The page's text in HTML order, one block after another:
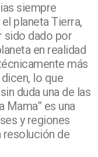
siempre
planeta Tierra,
sido dado por
en realidad
más
lo que
duda una de las
Mama” es una
y regiones
resolución de